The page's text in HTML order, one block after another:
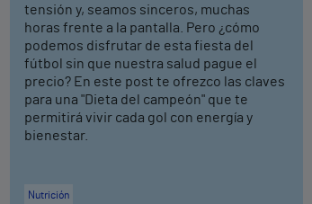
tensión y, seamos sinceros, muchas
horas frente a la pantalla. Pero ¿cómo
podemos disfrutar de esta fiesta del
fútbol sin que nuestra salud pague el
precio? En este post te ofrezco las claves
para una "Dieta del campeón" que te
permitirá vivir cada gol con energía y
bienestar.
Nutrición